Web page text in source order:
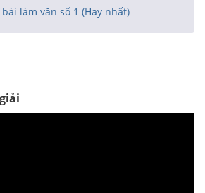
làm văn số 1 (Hay nhất)